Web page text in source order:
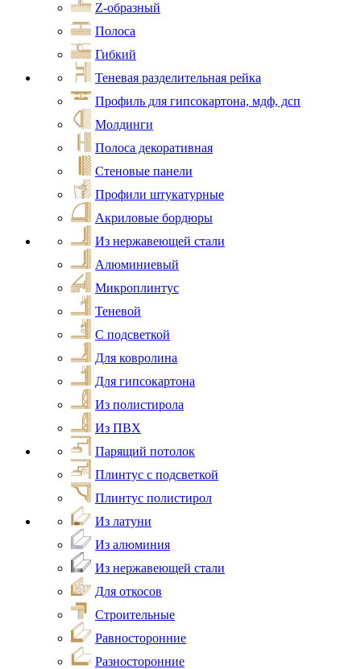
Z-образный
Полоса
Гибкий
Теневая разделительная рейка
Профиль для гипсокартона, мдф, дсп
Молдинги
Полоса декоративная
Стеновые панели
Профили штукатурные
Акриловые бордюры
Из нержавеющей стали
Алюминиевый
Микроплинтус
Теневой
С подсветкой
Для ковролина
Для гипсокартона
Из полистирола
Из ПВХ
Парящий потолок
Плинтус с подсветкой
Плинтус полистирол
Из латуни
Из алюминия
Из нержавеющей стали
Для откосов
Строительные
Равносторонние
Разносторонние